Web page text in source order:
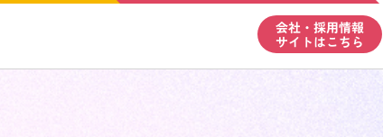
会社・採用情報
サイトはこちら